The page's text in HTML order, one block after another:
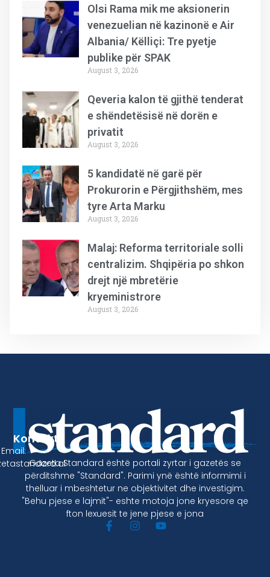
Olsi Rama mik me aksionerin
venezuelian në kazinonë e Air
Albania/ Këlliçi: Tre pyetje
publike për SPAK
August 3, 2026
Qeveria kalon të gjithë tenderat
e shëndetësisë në dorën e
privatit
August 3, 2026
5 kandidatë në garë për
Prokurorin e Përgjithshëm, mes
tyre Arta Marku
August 3, 2026
Malaj: Reforma territoriale solli
centralizim. Shqipëria po shkon
drejt një mbretërie
kryeministrore
August 3, 2026
Gazeta Standard është portali zyrtar i gazetës se
përditshme "Standard". Parimi ynë është informimi i
thelluar i mbeshtetur ne objektivitet dhe investigim.
"Behu pjese e lajmit"- eshte motoja jone kryesore qe
fton lexuesit te jene pjese e jona
Kontakt
Email: